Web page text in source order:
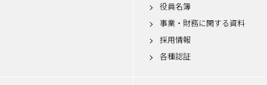
役員名簿
事業・財務に関する資料
採用情報
各種認証